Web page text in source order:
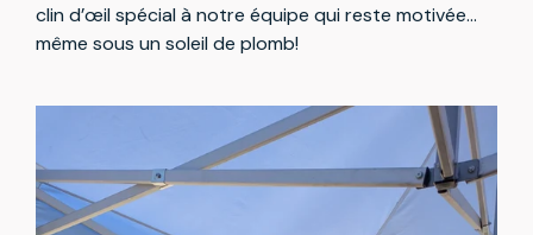
clin d’œil spécial à notre équipe qui reste motivée…
même sous un soleil de plomb!